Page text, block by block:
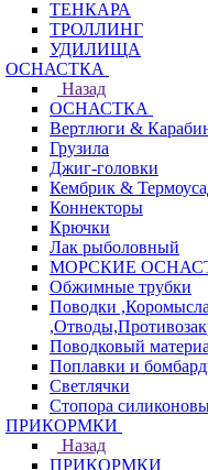
ТЕНКАРА
ТРОЛЛИНГ
УДИЛИЩА
ОСНАСТКА
Назад
ОСНАСТКА
Вертлюги &
Грузила
Джиг-головки
Кембрик &
Коннекторы
Крючки
Лак рыболовный
МОРСКИЕ
Обжимные трубки
Поводки ,Коромысла
Поводковый
Поплавки и
Светлячки
Стопора
ПРИКОРМКИ
Назад
ПРИКОРМКИ